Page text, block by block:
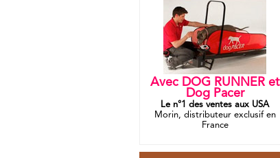
Avec DOG RUNNER et
Dog Pacer
Le n°1 des ventes aux USA
Morin, distributeur exclusif en
France